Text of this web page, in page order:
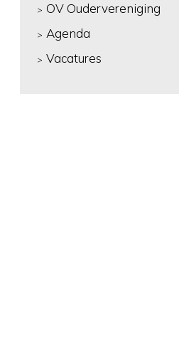
OV Oudervereniging
Agenda
Vacatures